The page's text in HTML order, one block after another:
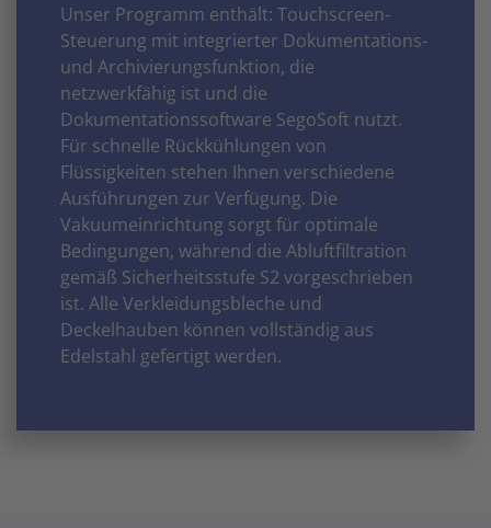
Unser Programm enthält: Touchscreen-
Steuerung mit integrierter Dokumentations-
und Archivierungsfunktion, die
netzwerkfähig ist und die
Dokumentationssoftware SegoSoft nutzt.
Für schnelle Rückkühlungen von
Flüssigkeiten stehen Ihnen verschiedene
Ausführungen zur Verfügung. Die
Vakuumeinrichtung sorgt für optimale
Bedingungen, während die Abluftfiltration
gemäß Sicherheitsstufe S2 vorgeschrieben
ist. Alle Verkleidungsbleche und
Deckelhauben können vollständig aus
Edelstahl gefertigt werden.